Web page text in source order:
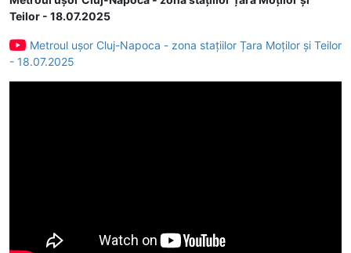
Teilor - 18.07.2025
Metroul ușor Cluj-Napoca - zona stațiilor Țara Moților și Teilor
- 18.07.2025